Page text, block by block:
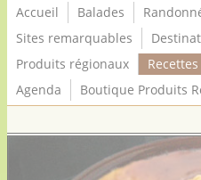
Accueil Balades
Sites remarquables
Produits régionaux
Recettes
Agenda
Boutique Produits